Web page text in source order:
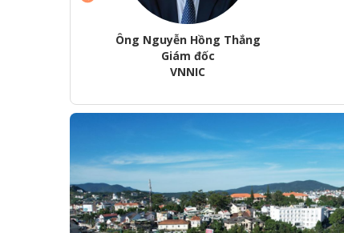
Ông Nguyễn Hồng Thắng
Giám đốc
VNNIC